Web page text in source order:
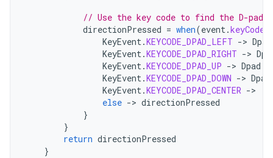
// Use the key code to find the D-pad
directionPressed = when(event.keyCode
KeyEvent.KEYCODE_DPAD_LEFT -> Dpad
KeyEvent.KEYCODE_DPAD_RIGHT ->
KeyEvent.KEYCODE_DPAD_UP -> Dpad
KeyEvent.KEYCODE_DPAD_DOWN -> Dpad
KeyEvent.KEYCODE_DPAD_CENTER ->
else -> directionPressed
}
}
return directionPressed
}